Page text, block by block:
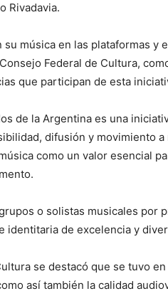
Rivadavia.
su música en las plataformas y
Federal de Cultura,
que participan de esta
de la Argentina es una
difusión y movimiento
como un valor esencial
o solistas musicales por
identitaria de excelencia y
se destacó que se tuvo
así también la calidad